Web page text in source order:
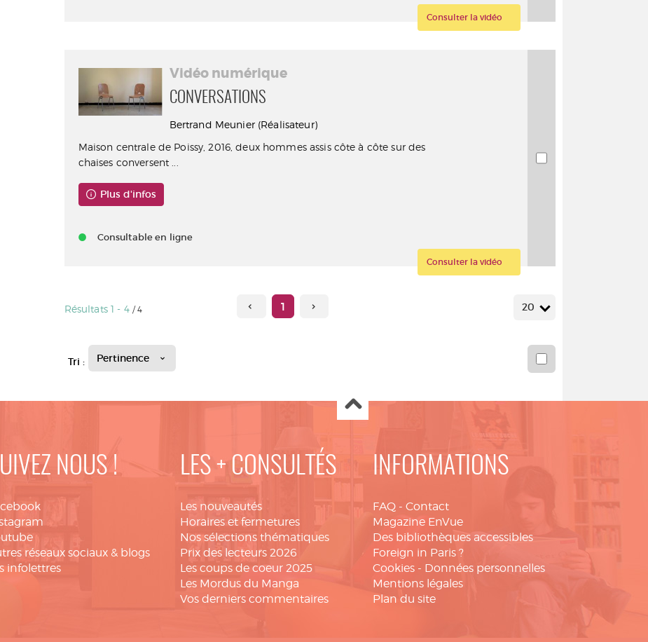
Consulter la vidéo
Vidéo numérique
CONVERSATIONS
Bertrand Meunier (Réalisateur)
Maison centrale de Poissy, 2016, deux hommes assis côte à côte sur des
chaises conversent ...
Plus d'infos
Consultable en ligne
Consulter la vidéo
Résultats1 - 4 / 4 1 20
Tri : Pertinence
NOUS !
réseaux sociaux & blogs
infolettres
LES + CONSULTÉS
Les nouveautés
Horaires et fermetures
Nos sélections thématiques
Prix des lecteurs 2026
Les coups de coeur 2025
Les Mordus du Manga
Vos derniers commentaires
INFORMATIONS
FAQ - Contact
Magazine EnVue
Des bibliothèques accessibles
Foreign in Paris ?
Cookies - Données personnelles
Mentions légales
Plan du site